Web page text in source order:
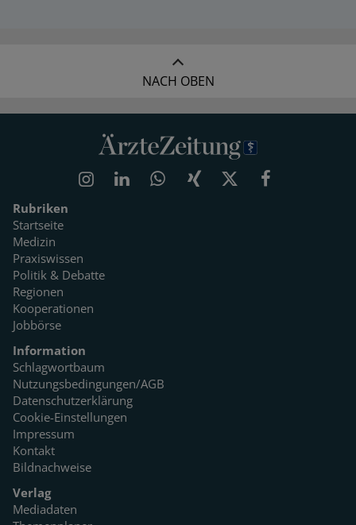
NACH OBEN
Rubriken
Startseite
Medizin
Praxiswissen
Politik & Debatte
Regionen
Kooperationen
Jobbörse
Information
Schlagwortbaum
Nutzungsbedingungen/AGB
Datenschutzerklärung
Cookie-Einstellungen
Impressum
Kontakt
Bildnachweise
Verlag
Mediadaten